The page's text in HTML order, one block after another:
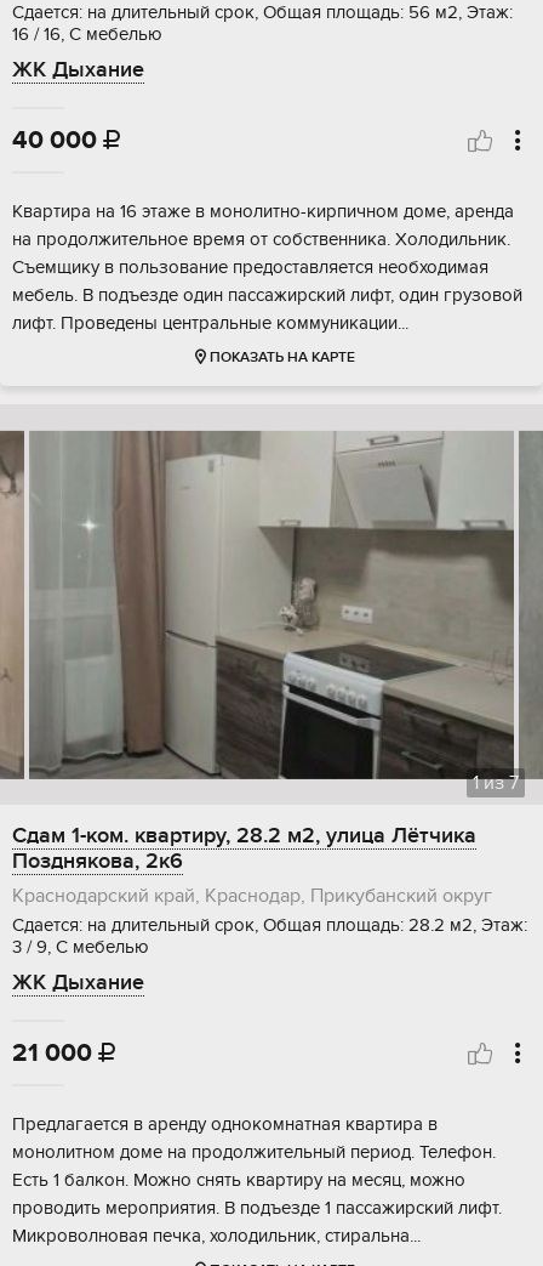
Сдается: на длительный срок, Общая площадь: 56 м2, Этаж:
16 / 16, С мебелью
ЖК Дыхание
40 000 
Квартира на 16 этаже в монолитно-кирпичном доме, аренда
на продолжительное время от собственника. Холодильник.
Съемщику в пользование предоставляется необходимая
мебель. В подъезде один пассажирский лифт, один грузовой
лифт. Проведены центральные коммуникации...
ПОКАЗАТЬ НА КАРТЕ
1из7
Сдам 1-ком. квартиру, 28.2 м2, улица Лётчика
Позднякова, 2к6
Краснодарский край, Краснодар, Прикубанский округ
Сдается: на длительный срок, Общая площадь: 28.2 м2, Этаж:
3 / 9, С мебелью
ЖК Дыхание
21 000 
Предлагается в аренду однокомнатная квартира в
монолитном доме на продолжительный период. Телефон.
Есть 1 балкон. Можно снять квартиру на месяц, можно
проводить мероприятия. В подъезде 1 пассажирский лифт.
Микроволновая печка, холодильник, стиральна...